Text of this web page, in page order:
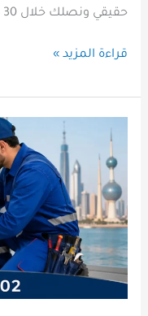
حقيقي ونصلك خلال 30 دقيقة. اتصل الآن 60058002
قراءة المزيد »
جمعية
الفردوس
–
60058002
–
خدمة
24